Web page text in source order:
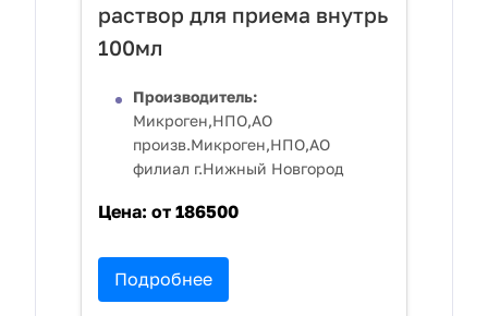
раствор для приема внутрь
100мл
Производитель:
Микроген,НПО,АО
произв.Микроген,НПО,АО
филиал г.Нижный Новгород
Цена: от 186500
Подробнее